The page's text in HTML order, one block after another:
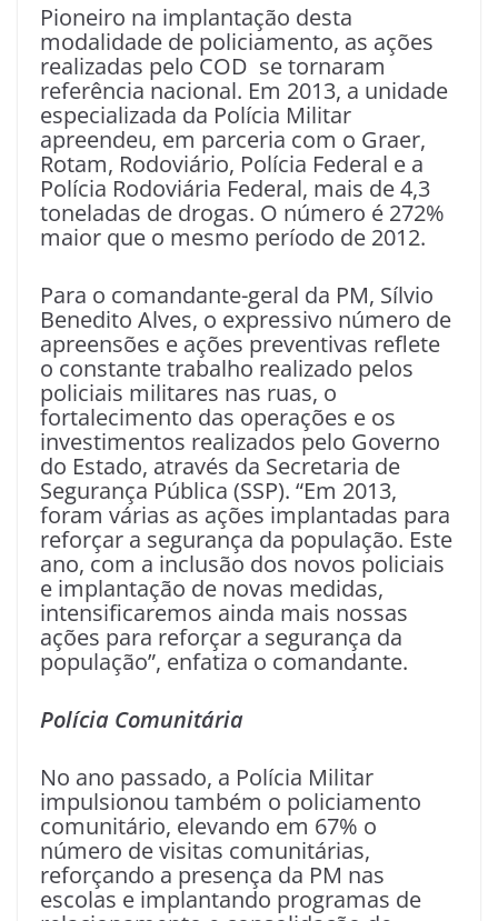
Pioneiro na implantação desta
modalidade de policiamento, as ações
realizadas pelo COD se tornaram
referência nacional. Em 2013, a unidade
especializada da Polícia Militar
apreendeu, em parceria com o Graer,
Rotam, Rodoviário, Polícia Federal e a
Polícia Rodoviária Federal, mais de 4,3
toneladas de drogas. O número é 272%
maior que o mesmo período de 2012.
Para o comandante-geral da PM, Sílvio
Benedito Alves, o expressivo número de
apreensões e ações preventivas reflete
o constante trabalho realizado pelos
policiais militares nas ruas, o
fortalecimento das operações e os
investimentos realizados pelo Governo
do Estado, através da Secretaria de
Segurança Pública (SSP). “Em 2013,
foram várias as ações implantadas para
reforçar a segurança da população. Este
ano, com a inclusão dos novos policiais
e implantação de novas medidas,
intensificaremos ainda mais nossas
ações para reforçar a segurança da
população”, enfatiza o comandante.
Polícia Comunitária
No ano passado, a Polícia Militar
impulsionou também o policiamento
comunitário, elevando em 67% o
número de visitas comunitárias,
reforçando a presença da PM nas
escolas e implantando programas de